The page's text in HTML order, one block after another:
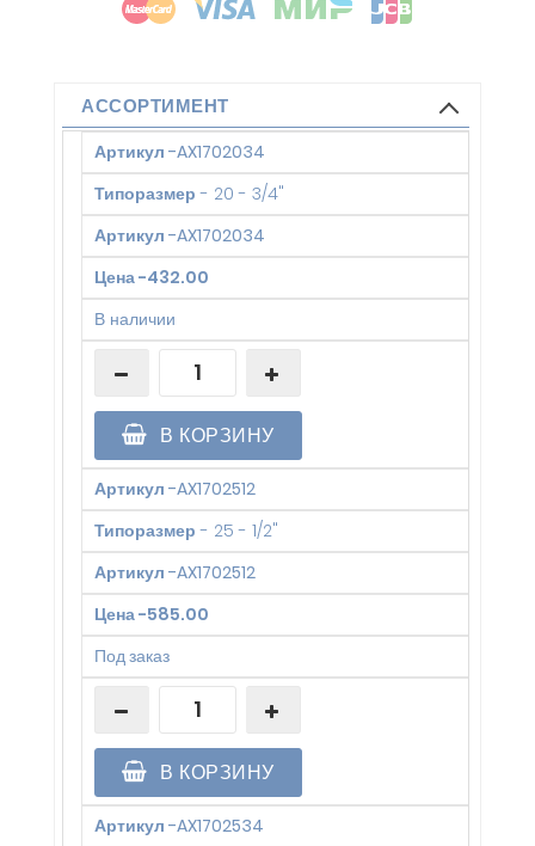
АССОРТИМЕНТ
Артикул -AX1702034
Типоразмер - 20 - 3/4"
Артикул -AX1702034
Цена-432.00
В наличии
В КОРЗИНУ
Артикул -AX1702512
Типоразмер - 25 - 1/2"
Артикул -AX1702512
Цена-585.00
Под заказ
В КОРЗИНУ
Артикул -AX1702534